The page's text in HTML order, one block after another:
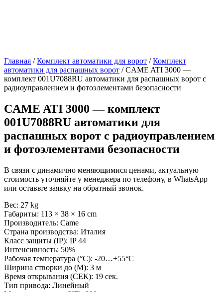
Главная /Комплект автоматики для ворот /Комплект
автоматики для распашных ворот / CAME ATI 3000 —
комплект 001U7088RU автоматики для распашных ворот с
радиоуправлением и фотоэлементами безопасности
CAME ATI 3000 — комплект
001U7088RU автоматики для
распашных ворот с радиоуправлением
и фотоэлементами безопасности
В связи с динамично меняющимися ценами, актуальную
стоимость уточняйте у менеджера по телефону, в WhatsApp
или оставьте заявку на обратный звонок.
Вес: 27 kg
Габариты: 113 × 38 × 16 cm
Производитель: Came
Страна производства: Италия
Класс защиты (IP): IP 44
Интенсивность: 50%
Рабочая температура (°C): -20…+55°C
Ширина створки до (М): 3 м
Время открывания (СЕК): 19 сек.
Тип привода: Линейный